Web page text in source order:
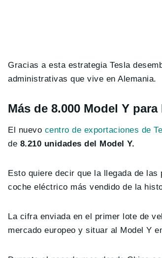
Gracias a esta estrategia Tesla
administrativas que vive en Alemania.
Más de 8.000 Model Y
El nuevo centro de exportaciones de
de 8.210 unidades del Model Y.
Esto quiere decir que la llegada de
coche eléctrico más vendido de la
La cifra enviada en el primer lote de
mercado europeo y situar al Model Y